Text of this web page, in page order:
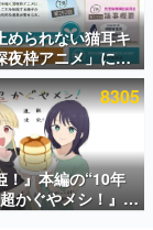
数万以上！ などな
身の“殿堂入り”記
められない猫耳キ
夜枠アニメ」に視
ら批判意見。違法
思しき描写も含め
論を交わす
8305
！』本編の“10年
かぐやメシ！』
。新たなWebマン